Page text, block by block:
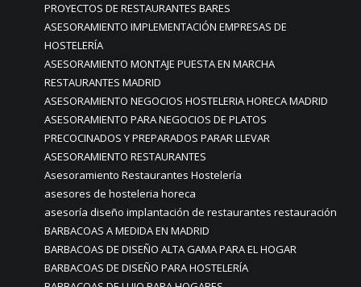
PROYECTOS DE RESTAURANTES BARES
ASESORAMIENTO IMPLEMENTACIÓN EMPRESAS DE
HOSTELERÍA
ASESORAMIENTO MONTAJE PUESTA EN MARCHA
RESTAURANTES MADRID
ASESORAMIENTO NEGOCIOS HOSTELERIA HORECA MADRID
ASESORAMIENTO PARA NEGOCIOS DE PLATOS
PRECOCINADOS Y PREPARADOS PARAR LLEVAR
ASESORAMIENTO RESTAURANTES
Asesoramiento Restaurantes Hostelería
asesores de hosteleria horeca
asesoría diseño implantación de restaurantes restauración
BARBACOAS A MEDIDA EN MADRID
BARBACOAS DE DISEÑO ALTA GAMA PARA EL HOGAR
BARBACOAS DE DISEÑO PARA HOSTELERÍA